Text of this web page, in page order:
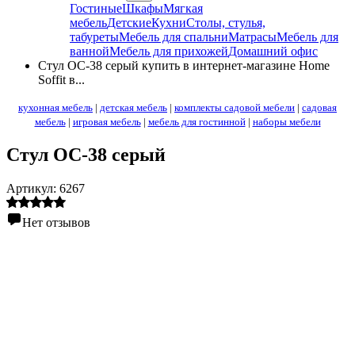
ГостиныеШкафыМягкая
мебельДетскиеКухниСтолы, стулья,
табуретыМебель для спальниМатрасыМебель для
ваннойМебель для прихожейДомашний офис
Стул ОС-38 серый купить в интернет-магазине Home
Soffit в...
кухонная мебель | детская мебель | комплекты садовой мебели | садовая
мебель| игровая мебель| мебель для гостинной| наборы мебели
Стул ОС-38 серый
Артикул: 6267
Нет отзывов